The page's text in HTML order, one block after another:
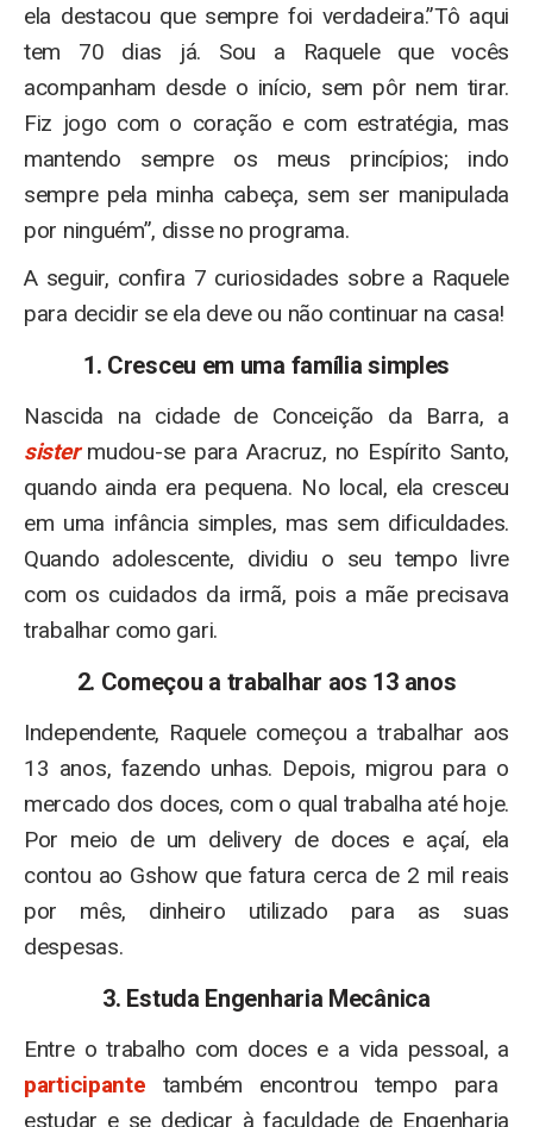
ela destacou que sempre foi verdadeira.”Tô aqui
tem 70 dias já. Sou a Raquele que vocês
acompanham desde o início, sem pôr nem tirar.
Fiz jogo com o coração e com estratégia, mas
mantendo sempre os meus princípios; indo
sempre pela minha cabeça, sem ser manipulada
por ninguém”, disse no programa.
A seguir, confira 7 curiosidades sobre a Raquele
para decidir se ela deve ou não continuar na casa!
1. Cresceu em uma família simples
Nascida na cidade de Conceição da Barra, a
sister mudou-se para Aracruz, no Espírito Santo,
quando ainda era pequena. No local, ela cresceu
em uma infância simples, mas sem dificuldades.
Quando adolescente, dividiu o seu tempo livre
com os cuidados da irmã, pois a mãe precisava
trabalhar como gari.
2. Começou a trabalhar aos 13 anos
Independente, Raquele começou a trabalhar aos
13 anos, fazendo unhas. Depois, migrou para o
mercado dos doces, com o qual trabalha até hoje.
Por meio de um delivery de doces e açaí, ela
contou ao Gshow que fatura cerca de 2 mil reais
por mês, dinheiro utilizado para as suas
despesas.
3. Estuda Engenharia Mecânica
Entre o trabalho com doces e a vida pessoal, a
participante também encontrou tempo para
estudar e se dedicar à faculdade de Engenharia